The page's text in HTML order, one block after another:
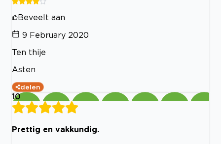
Beveelt aan
9 February 2020
Ten thije
Asten
delen
10
Prettig en vakkundig.